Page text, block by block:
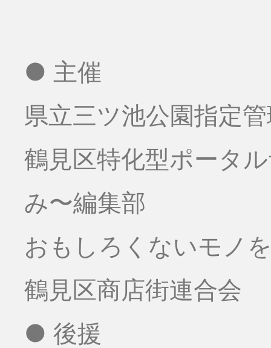
● 主催
県立三ツ池公園指定
鶴見区特化型ポータ
み〜編集部
おもしろくないモノ
鶴見区商店街連合会
● 後援